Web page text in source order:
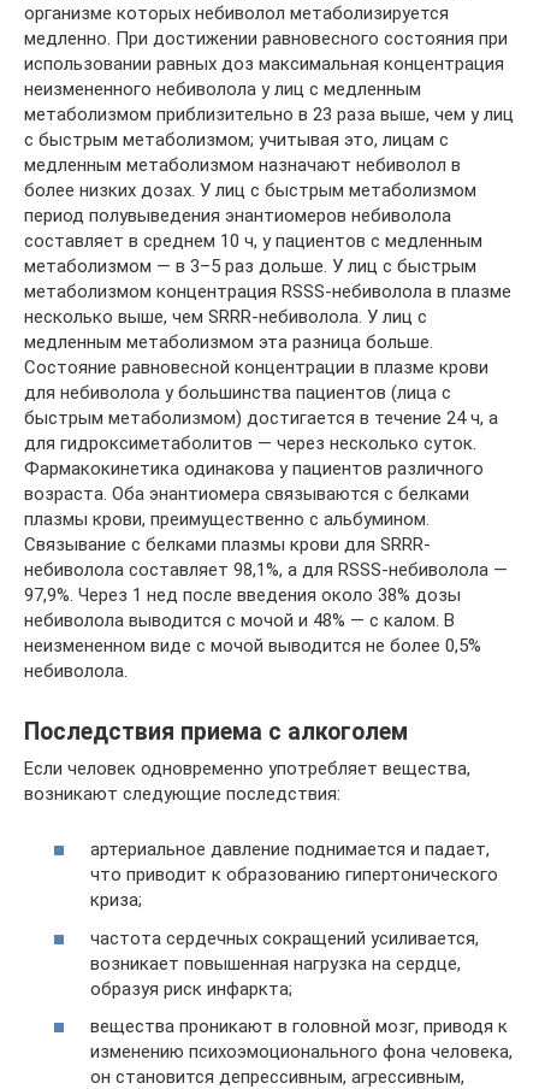
организме которых небиволол метаболизируется
медленно. При достижении равновесного состояния при
использовании равных доз максимальная концентрация
неизмененного небиволола у лиц с медленным
метаболизмом приблизительно в 23 раза выше, чем у лиц
с быстрым метаболизмом; учитывая это, лицам с
медленным метаболизмом назначают небиволол в
более низких дозах. У лиц с быстрым метаболизмом
период полувыведения энантиомеров небиволола
составляет в среднем 10 ч, у пациентов с медленным
метаболизмом — в 3–5 раз дольше. У лиц с быстрым
метаболизмом концентрация RSSS-небиволола в плазме
несколько выше, чем SRRR-небиволола. У лиц с
медленным метаболизмом эта разница больше.
Состояние равновесной концентрации в плазме крови
для небиволола у большинства пациентов (лица с
быстрым метаболизмом) достигается в течение 24 ч, а
для гидроксиметаболитов — через несколько суток.
Фармакокинетика одинакова у пациентов различного
возраста. Оба энантиомера связываются с белками
плазмы крови, преимущественно с альбумином.
Связывание с белками плазмы крови для SRRR-
небиволола составляет 98,1%, а для RSSS-небиволола —
97,9%. Через 1 нед после введения около 38% дозы
небиволола выводится с мочой и 48% — с калом. В
неизмененном виде с мочой выводится не более 0,5%
небиволола.
Последствия приема с алкоголем
Если человек одновременно употребляет вещества,
возникают следующие последствия:
артериальное давление поднимается и падает,
что приводит к образованию гипертонического
криза;
частота сердечных сокращений усиливается,
возникает повышенная нагрузка на сердце,
образуя риск инфаркта;
вещества проникают в головной мозг, приводя к
изменению психоэмоционального фона человека,
он становится депрессивным, агрессивным,